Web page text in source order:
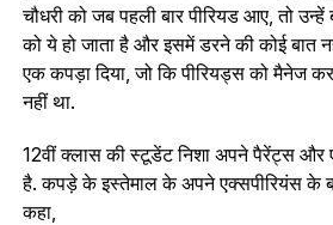
चौधरी को जब पहली बार पीरियड आए, तो
को ये हो जाता है और इसमें डरने की कोई बात
एक कपड़ा दिया, जो कि पीरियड्स को मैनेज
नहीं था.
12वीं क्‍लास की स्‍टूडेंट निशा अपने पैरेंट्स और
है. कपड़े के इस्तेमाल के अपने एक्‍सपीरियंस के
कहा,